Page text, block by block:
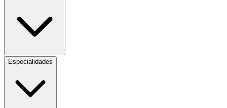
Especialidades